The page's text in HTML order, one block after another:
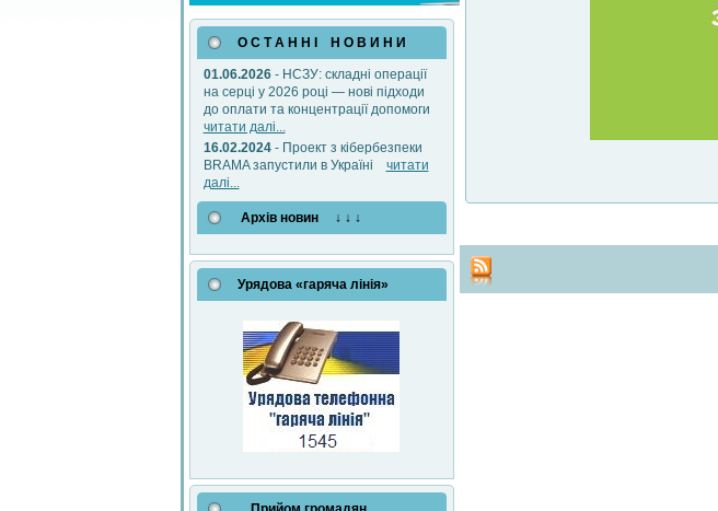
О С Т А Н Н І Н О В И Н И
01.06.2026- НСЗУ: складні операції
на серці у 2026 році — нові підходи
до оплати та концентрації допомоги
читати далі...
16.02.2024- Проект з кібербезпеки
BRAMA запустили в Україні читати
далі...
Архів новин ↓ ↓ ↓
Урядова «гаряча лінія»